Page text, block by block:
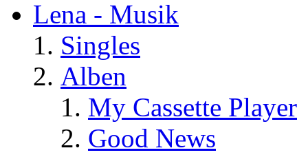
Lena - Musik
Singles
Alben
My Cassette Player
Good News